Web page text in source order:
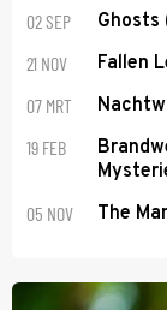
02 SEP Ghosts
21 NOV Fallen
07 MRT
19 FEB
05 NOV The